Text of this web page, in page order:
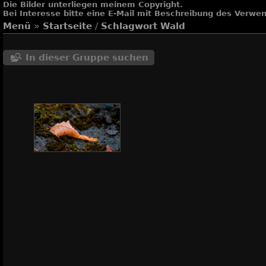
Die Bilder unterliegen meinem Copyright.
Bei Interesse bitte eine E-Mail mit Beschreibung des
Menü » Startseite/ Schlagwort Wald
In dieser Gruppe suchen